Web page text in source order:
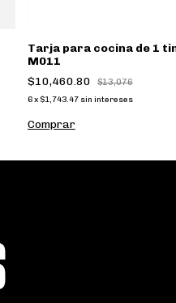
Tarja para cocina de 1
M011
$10,460.80
$13,076
6x $1,743.47 sin intereses
Comprar